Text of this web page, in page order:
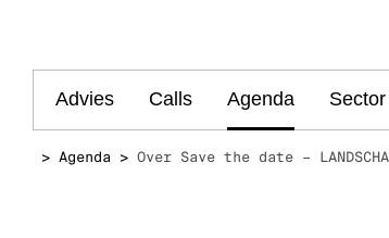
Advies Calls Agenda Sector
Agenda Over Save the date –